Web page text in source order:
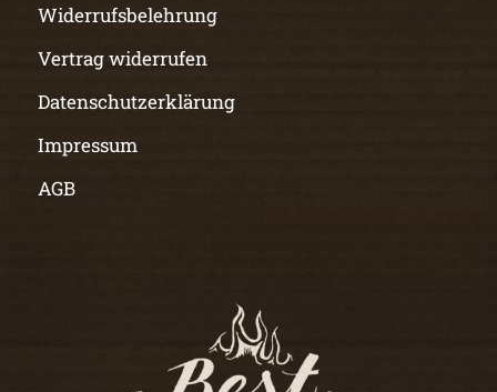
Widerrufsbelehrung
Vertrag widerrufen
Datenschutzerklärung
Impressum
AGB